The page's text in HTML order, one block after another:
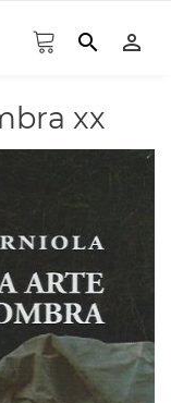
search person_outline
xx